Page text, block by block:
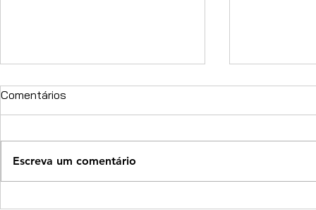
Comentários
Escreva um comentário